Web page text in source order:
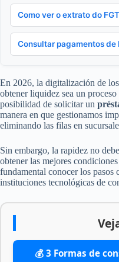
Como ver o extrato do
Consultar pagamentos
En 2026, la digitalización de
obtener liquidez sea un
posibilidad de solicitar un
manera en que gestionamos
eliminando las filas en
Sin embargo, la rapidez no
obtener las mejores
fundamental conocer los
instituciones tecnológicas de
💰 3 Formas de